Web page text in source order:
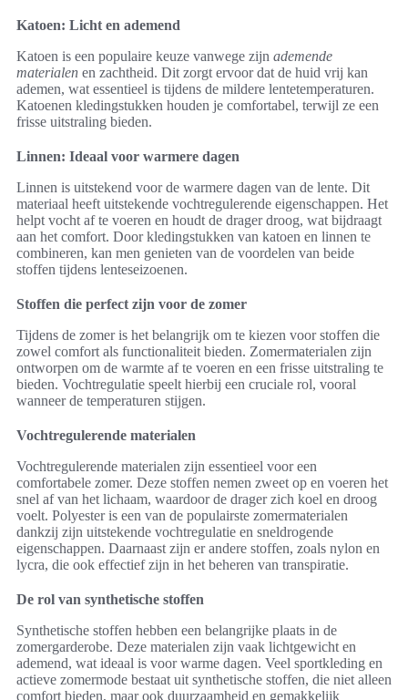
Katoen: Licht en ademend
Katoen is een populaire keuze vanwege zijn ademende
materialen en zachtheid. Dit zorgt ervoor dat de huid vrij kan
ademen, wat essentieel is tijdens de mildere lentetemperaturen.
Katoenen kledingstukken houden je comfortabel, terwijl ze een
frisse uitstraling bieden.
Linnen: Ideaal voor warmere dagen
Linnen is uitstekend voor de warmere dagen van de lente. Dit
materiaal heeft uitstekende vochtregulerende eigenschappen. Het
helpt vocht af te voeren en houdt de drager droog, wat bijdraagt
aan het comfort. Door kledingstukken van katoen en linnen te
combineren, kan men genieten van de voordelen van beide
stoffen tijdens lenteseizoenen.
Stoffen die perfect zijn voor de zomer
Tijdens de zomer is het belangrijk om te kiezen voor stoffen die
zowel comfort als functionaliteit bieden. Zomermaterialen zijn
ontworpen om de warmte af te voeren en een frisse uitstraling te
bieden. Vochtregulatie speelt hierbij een cruciale rol, vooral
wanneer de temperaturen stijgen.
Vochtregulerende materialen
Vochtregulerende materialen zijn essentieel voor een
comfortabele zomer. Deze stoffen nemen zweet op en voeren het
snel af van het lichaam, waardoor de drager zich koel en droog
voelt. Polyester is een van de populairste zomermaterialen
dankzij zijn uitstekende vochtregulatie en sneldrogende
eigenschappen. Daarnaast zijn er andere stoffen, zoals nylon en
lycra, die ook effectief zijn in het beheren van transpiratie.
De rol van synthetische stoffen
Synthetische stoffen hebben een belangrijke plaats in de
zomergarderobe. Deze materialen zijn vaak lichtgewicht en
ademend, wat ideaal is voor warme dagen. Veel sportkleding en
actieve zomermode bestaat uit synthetische stoffen, die niet alleen
comfort bieden, maar ook duurzaamheid en gemakkelijk